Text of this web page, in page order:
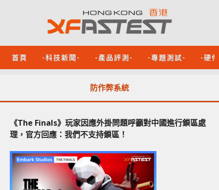
首頁 -科技新聞- -產品評測- -專題測試- -硬
防作弊系統
《The Finals》玩家因應外掛問題呼籲對中國進行鎖區處
理，官方回應：我們不支持鎖區！